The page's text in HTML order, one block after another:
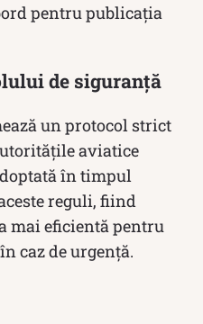
pentru publicația
de siguranță
un protocol strict
aviatice
în timpul
reguli, fiind
mai eficientă pentru
caz de urgență.